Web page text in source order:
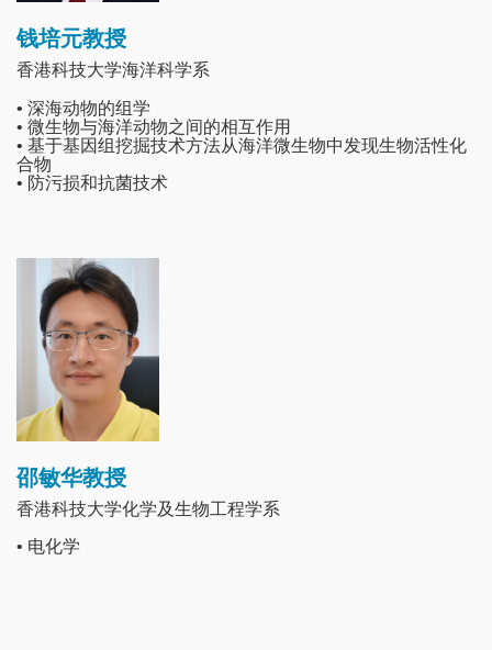
钱培元教授
香港科技大学海洋科学系
• 深海动物的组学
• 微生物与海洋动物之间的相互作用
• 基于基因组挖掘技术方法从海洋微生物中发现生物活性化
合物
• 防污损和抗菌技术
Image
邵敏华教授
香港科技大学化学及生物工程学系
• 电化学